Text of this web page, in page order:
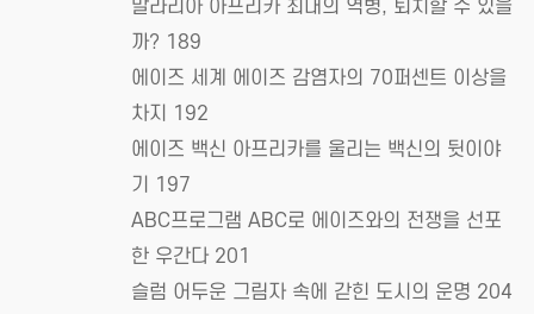
말라리아 아프리카 최대의 역병, 퇴치할 수 있을
까? 189
에이즈 세계 에이즈 감염자의 70퍼센트 이상을
차지 192
에이즈 백신 아프리카를 울리는 백신의 뒷이야
기 197
ABC프로그램 ABC로 에이즈와의 전쟁을 선포
한 우간다 201
슬럼 어두운 그림자 속에 갇힌 도시의 운명 204